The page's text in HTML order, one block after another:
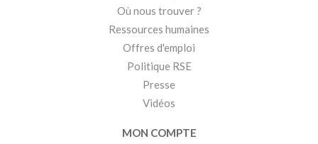
Où nous trouver ?
Ressources humaines
Offres d'emploi
Politique RSE
Presse
Vidéos
MON COMPTE